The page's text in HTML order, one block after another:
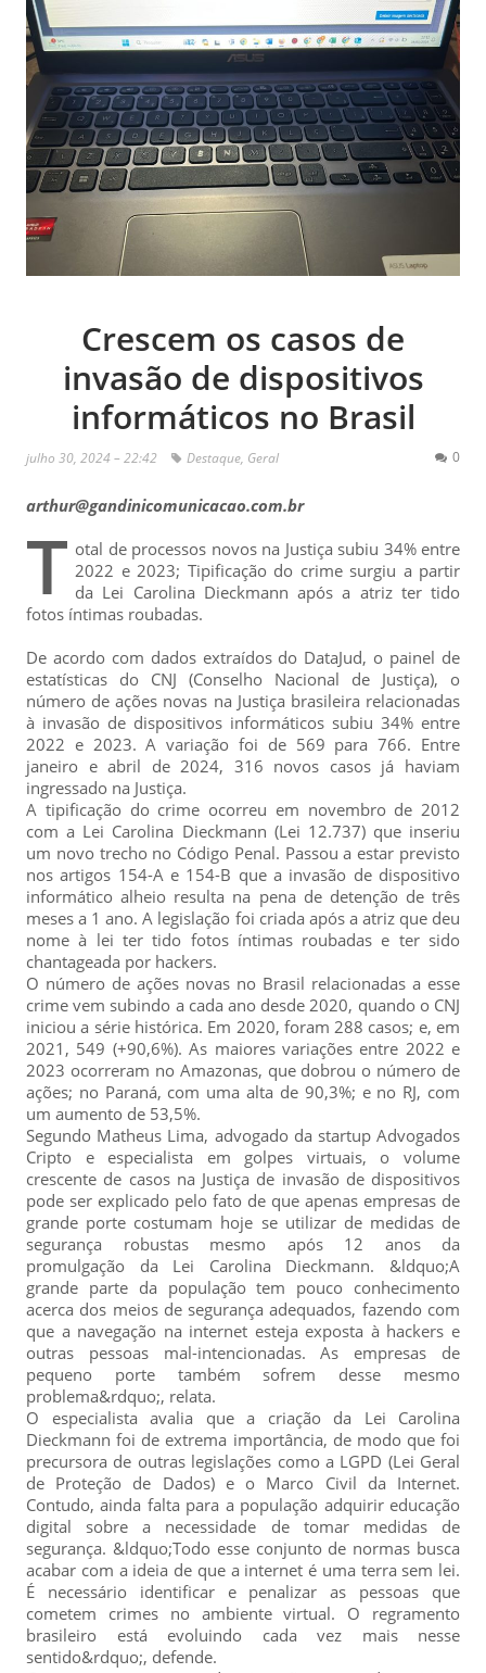
Crescem os casos de
invasão de dispositivos
informáticos no Brasil
julho 30, 2024 – 22:42 Destaque, Geral 0
arthur@gandinicomunicacao.com.br
T otal de processos novos na Justiça subiu 34% entre
2022 e 2023; Tipificação do crime surgiu a partir
da Lei Carolina Dieckmann após a atriz ter tido
fotos íntimas roubadas.
De acordo com dados extraídos do DataJud, o painel de
estatísticas do CNJ (Conselho Nacional de Justiça), o
número de ações novas na Justiça brasileira relacionadas
à invasão de dispositivos informáticos subiu 34% entre
2022 e 2023. A variação foi de 569 para 766. Entre
janeiro e abril de 2024, 316 novos casos já haviam
ingressado na Justiça.
A tipificação do crime ocorreu em novembro de 2012
com a Lei Carolina Dieckmann (Lei 12.737) que inseriu
um novo trecho no Código Penal. Passou a estar previsto
nos artigos 154-A e 154-B que a invasão de dispositivo
informático alheio resulta na pena de detenção de três
meses a 1 ano. A legislação foi criada após a atriz que deu
nome à lei ter tido fotos íntimas roubadas e ter sido
chantageada por hackers.
O número de ações novas no Brasil relacionadas a esse
crime vem subindo a cada ano desde 2020, quando o CNJ
iniciou a série histórica. Em 2020, foram 288 casos; e, em
2021, 549 (+90,6%). As maiores variações entre 2022 e
2023 ocorreram no Amazonas, que dobrou o número de
ações; no Paraná, com uma alta de 90,3%; e no RJ, com
um aumento de 53,5%.
Segundo Matheus Lima, advogado da startup Advogados
Cripto e especialista em golpes virtuais, o volume
crescente de casos na Justiça de invasão de dispositivos
pode ser explicado pelo fato de que apenas empresas de
grande porte costumam hoje se utilizar de medidas de
segurança robustas mesmo após 12 anos da
promulgação da Lei Carolina Dieckmann. &ldquo;A
grande parte da população tem pouco conhecimento
acerca dos meios de segurança adequados, fazendo com
que a navegação na internet esteja exposta à hackers e
outras pessoas mal-intencionadas. As empresas de
pequeno porte também sofrem desse mesmo
problema&rdquo;, relata.
O especialista avalia que a criação da Lei Carolina
Dieckmann foi de extrema importância, de modo que foi
precursora de outras legislações como a LGPD (Lei Geral
de Proteção de Dados) e o Marco Civil da Internet.
Contudo, ainda falta para a população adquirir educação
digital sobre a necessidade de tomar medidas de
segurança. &ldquo;Todo esse conjunto de normas busca
acabar com a ideia de que a internet é uma terra sem lei.
É necessário identificar e penalizar as pessoas que
cometem crimes no ambiente virtual. O regramento
brasileiro está evoluindo cada vez mais nesse
sentido&rdquo;, defende.